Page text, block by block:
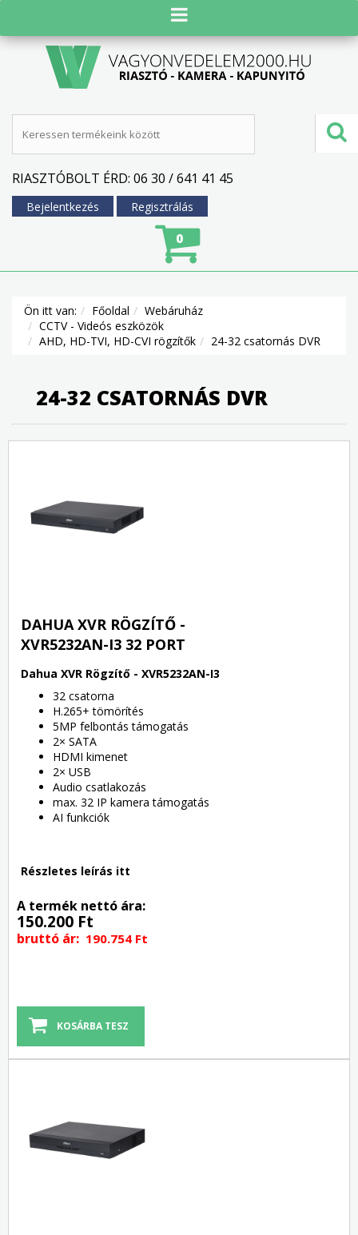
RIASZTÓBOLT ÉRD: 06 30 / 641 41 45
Bejelentkezés Regisztrálás
0
Ön itt van: Főoldal
Webáruház
CCTV - Videós eszközök
AHD, HD-TVI, HD-CVI rögzítők
24-32 csatornás DVR
24-32 CSATORNÁS DVR
DAHUA XVR RÖGZÍTŐ -
XVR5232AN-I3 32 PORT
Dahua XVR Rögzítő - XVR5232AN-I3
32 csatorna
H.265+ tömörítés
5MP felbontás támogatás
2× SATA
HDMI kimenet
2× USB
Audio csatlakozás
max. 32 IP kamera támogatás
AI funkciók
Részletes leírás itt
A termék nettó ára:
150.200 Ft
bruttó ár: 190.754 Ft